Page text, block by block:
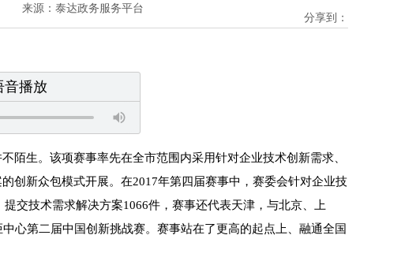
来源：泰达政务服务平台
分享到：
音播放
陌生。该项赛事率先在全市范围内采用针对企业技术创新需求、
创新众包模式开展。在2017年第四届赛事中，赛委会针对企业技
交技术需求解决方案1066件，赛事还代表天津，与北京、上
心第二届中国创新挑战赛。赛事站在了更高的起点上、融通全国